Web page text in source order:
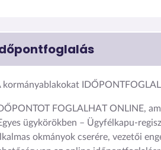
kormányablakokat
FOGLALHAT ONLINE,
ügykörökben – Ügyfélkapu-
okmányok cserére, vezetői